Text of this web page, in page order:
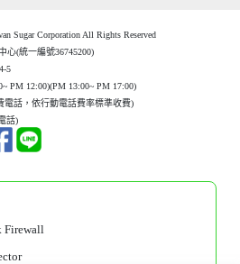
Sugar Corporation All Rights Reserved
心(統一編號36745200)
5
PM 12:00)(PM 13:00~ PM 17:00)
電話，依行動電話費率標準收費)
話)
Firewall